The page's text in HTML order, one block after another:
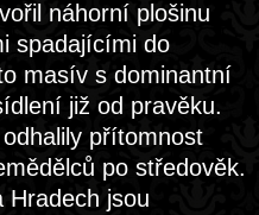
náhorní plošinu
spadajícími do
masív s dominantní
již od pravěku.
přítomnost
po středověk.
Hradech jsou